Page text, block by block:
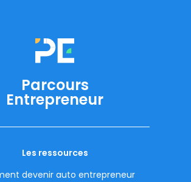
Parcours
Entrepreneur
Les ressources
devenir auto entrepreneur